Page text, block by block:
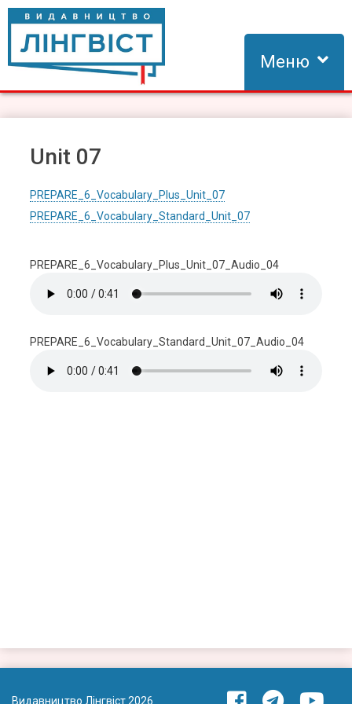
Skip
content
Видавництво Лінгвіст
Видавництво Лінгвіст – адаптація та створення видань для
Меню
Unit 07
PREPARE_6_Vocabulary_Plus_Unit_07
PREPARE_6_Vocabulary_Standard_Unit_07
PREPARE_6_Vocabulary_Plus_Unit_07_Audio_04
PREPARE_6_Vocabulary_Standard_Unit_07_Audio_04
Видавництво Лінгвіст 2026